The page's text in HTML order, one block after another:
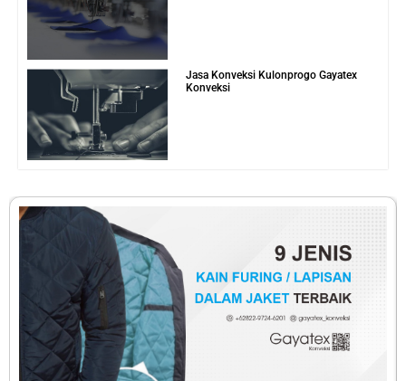
Jasa Konveksi Kulonprogo Gayatex
Konveksi